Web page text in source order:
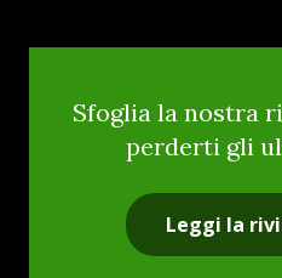
Sfoglia la nostra
perderti gli
Leggi la